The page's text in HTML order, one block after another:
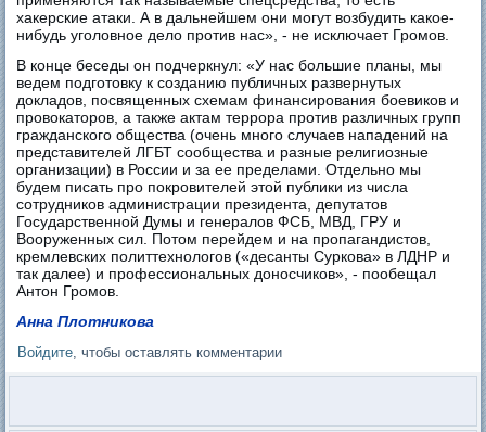
хакерские атаки. А в дальнейшем они могут возбудить какое-
нибудь уголовное дело против нас», - не исключает Громов.
В конце беседы он подчеркнул: «У нас большие планы, мы
ведем подготовку к созданию публичных развернутых
докладов, посвященных схемам финансирования боевиков и
провокаторов, а также актам террора против различных групп
гражданского общества (очень много случаев нападений на
представителей ЛГБТ сообщества и разные религиозные
организации) в России и за ее пределами. Отдельно мы
будем писать про покровителей этой публики из числа
сотрудников администрации президента, депутатов
Государственной Думы и генералов ФСБ, МВД, ГРУ и
Вооруженных сил. Потом перейдем и на пропагандистов,
кремлевских политтехнологов («десанты Суркова» в ЛДНР и
так далее) и профессиональных доносчиков», - пообещал
Антон Громов.
Анна Плотникова
Войдите, чтобы оставлять комментарии